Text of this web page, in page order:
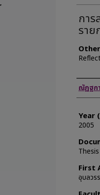
กา
รา
Author
ณัฏฐก
Year
2005
Thesis
First
อุบลวร